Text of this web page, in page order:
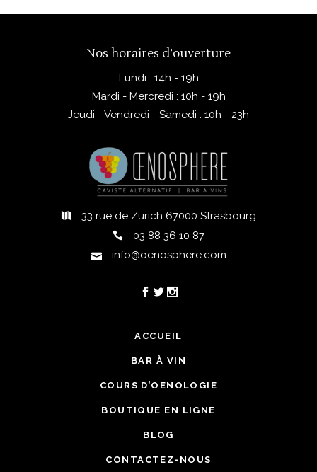
Nos horaires d’ouverture
Lundi : 14h - 19h
Mardi - Mercredi : 10h - 19h
Jeudi - Vendredi - Samedi : 10h - 23h
33 rue de Zurich 67000 Strasbourg
03 88 36 10 87
info@oenosphere.com
ACCUEIL
BAR À VIN
COURS D’OENOLOGIE
BOUTIQUE EN LIGNE
BLOG
CONTACTEZ-NOUS